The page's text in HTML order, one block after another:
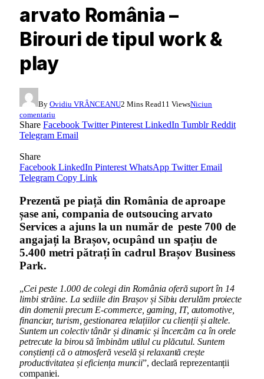
arvato România –
Birouri de tipul work &
play
By Ovidiu VRÂNCEANU2 Mins Read11 ViewsNiciun
comentariu
Share Facebook Twitter Pinterest LinkedIn Tumblr Reddit
Telegram Email
Share
Facebook LinkedIn Pinterest WhatsApp Twitter Email
Telegram Copy Link
Prezentă pe piață din România de aproape
șase ani, compania de outsoucing arvato
Services a ajuns la un număr de peste 700 de
angajați la Brașov, ocupând un spațiu de
5.400 metri pătrați în cadrul Brașov Business
Park.
„Cei peste 1.000 de colegi din România oferă suport în 14
limbi străine. La sediile din Brașov și Sibiu derulăm proiecte
din domenii precum E-commerce, gaming, IT, automotive,
financiar, turism, gestionarea relațiilor cu clienții și altele.
Suntem un colectiv tânăr și dinamic și încercăm ca în orele
petrecute la birou să îmbinăm utilul cu plăcutul. Suntem
conștienți că o atmosferă veselă și relaxantă crește
productivitatea și eficiența muncii”, declară reprezentanții
companiei.